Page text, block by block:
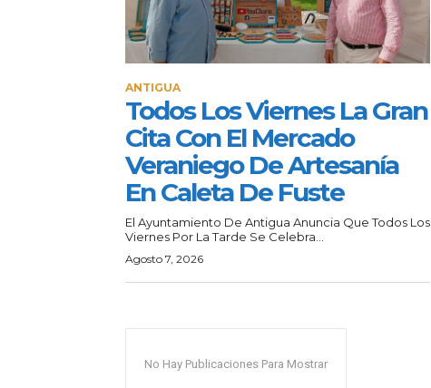
ANTIGUA
Todos Los Viernes La Gran
Cita Con El Mercado
Veraniego De Artesanía
En Caleta De Fuste
El Ayuntamiento De Antigua Anuncia Que Todos Los
Viernes Por La Tarde Se Celebra...
Agosto 7, 2026
No Hay Publicaciones Para Mostrar